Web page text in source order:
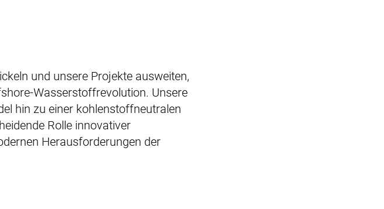
und unsere Projekte ausweiten,
Wasserstoffrevolution. Unsere
hin zu einer kohlenstoffneutralen
Rolle innovativer
Herausforderungen der